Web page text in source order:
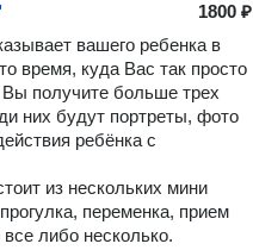
1800 ₽
вашего ребенка в
время, куда Вас так просто
Вы получите больше трех
них будут портреты, фото
ребёнка с
из нескольких мини
переменка, прием